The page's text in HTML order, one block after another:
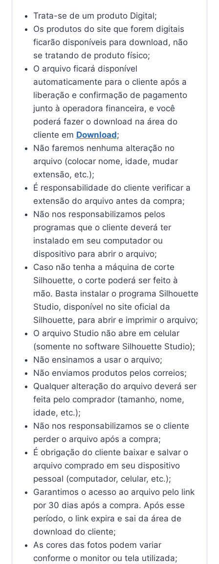
Trata-se de um produto Digital;
Os produtos do site que forem digitais
ficarão disponíveis para download, não
se tratando de produto físico;
O arquivo ficará disponível
automaticamente para o cliente após a
liberação e confirmação de pagamento
junto à operadora financeira, e você
poderá fazer o download na área do
cliente em Download;
Não faremos nenhuma alteração no
arquivo (colocar nome, idade, mudar
extensão, etc.);
É responsabilidade do cliente verificar a
extensão do arquivo antes da compra;
Não nos responsabilizamos pelos
programas que o cliente deverá ter
instalado em seu computador ou
dispositivo para abrir o arquivo;
Caso não tenha a máquina de corte
Silhouette, o corte poderá ser feito à
mão. Basta instalar o programa Silhouette
Studio, disponível no site oficial da
Silhouette, para abrir e imprimir o arquivo;
O arquivo Studio não abre em celular
(somente no software Silhouette Studio);
Não ensinamos a usar o arquivo;
Não enviamos produtos pelos correios;
Qualquer alteração do arquivo deverá ser
feita pelo comprador (tamanho, nome,
idade, etc.);
Não nos responsabilizamos se o cliente
perder o arquivo após a compra;
É obrigação do cliente baixar e salvar o
arquivo comprado em seu dispositivo
pessoal (computador, celular, etc.);
Garantimos o acesso ao arquivo pelo link
por 30 dias após a compra. Após esse
período, o link expira e sai da área de
download do cliente;
As cores das fotos podem variar
conforme o monitor ou tela utilizada;